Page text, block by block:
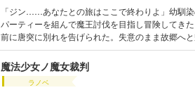
「ジン……あなたとの旅はここで終わりよ」幼馴
パーティーを組んで魔王討伐を目指し冒険してき
前に唐突に別れを告げられた。失意のまま故郷へ
王を速攻で倒したパーティーメンバーがジンに次
て――!? 「ジン、小さい頃の約束覚えてる？」「
てくれたよな？」「ジンさん赤ちゃんの名前はどう
覚に3人と結婚の約束をしていたジンは一夫多妻の
魔法少女ノ魔女裁判
ラノベ